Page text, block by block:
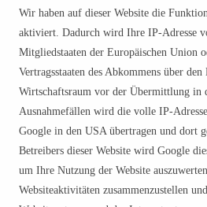
Wir haben auf dieser Website die
aktiviert. Dadurch wird Ihre IP-Adresse
Mitgliedstaaten der Europäischen Union
Vertragsstaaten des Abkommens über den
Wirtschaftsraum vor der Übermittlung in
Ausnahmefällen wird die volle IP-
Google in den USA übertragen und dort
Betreibers dieser Website wird Google
um Ihre Nutzung der Website
Websiteaktivitäten zusammenzustellen